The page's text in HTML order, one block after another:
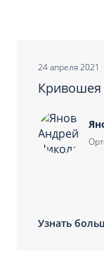
24 апреля 2021
Кривошея
Узнать